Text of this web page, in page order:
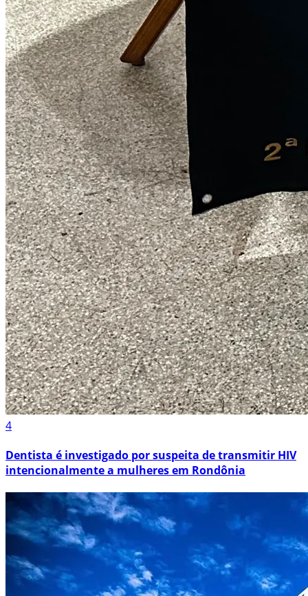
4
Dentista é investigado por suspeita de transmitir HIV
intencionalmente a mulheres em Rondônia